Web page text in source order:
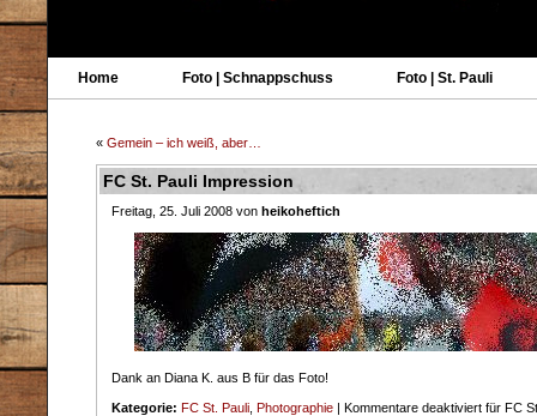
Home Foto | Schnappschuss Foto | St. Pauli
« Gemein – ich weiß, aber…
FC St. Pauli Impression
Freitag, 25. Juli 2008 von heikoheftich
Dank an Diana K. aus B für das Foto!
Kategorie: FC St. Pauli Photographie | Kommentare deaktiviert für FC